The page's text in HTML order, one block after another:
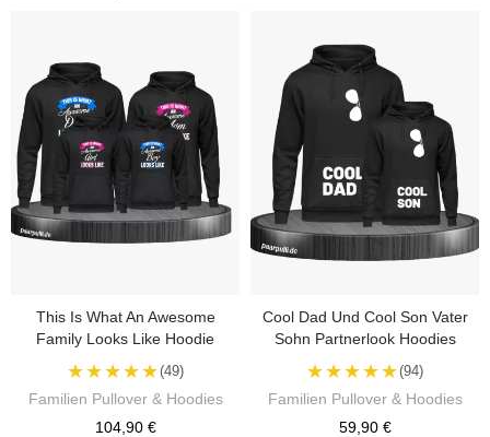
This Is What An Awesome
Family Looks Like Hoodie
★★★★★(49)
Familien Pullover & Hoodies
104,90 €
Cool Dad Und Cool Son Vater
Sohn Partnerlook Hoodies
★★★★★(94)
Familien Pullover & Hoodies
59,90 €